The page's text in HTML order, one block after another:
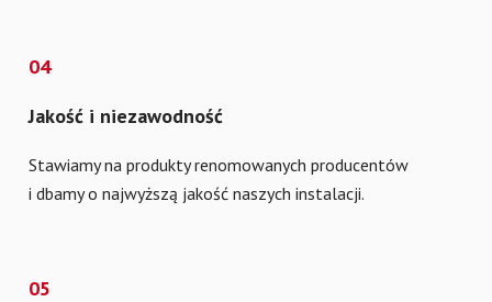
04
Jakość i niezawodność
Stawiamy na produkty renomowanych producentów
i dbamy o najwyższą jakość naszych instalacji.
05